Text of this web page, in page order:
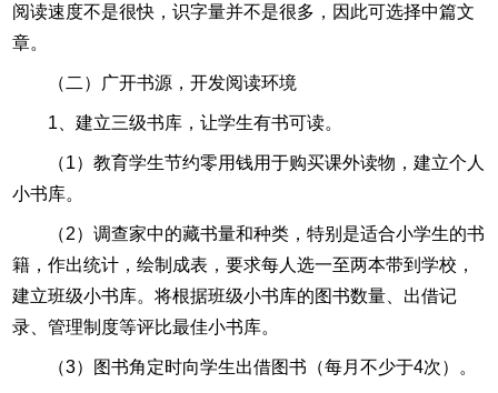
阅读速度不是很快，识字量并不是很多，因此可选择中篇文
章。
（二）广开书源，开发阅读环境
1、建立三级书库，让学生有书可读。
（1）教育学生节约零用钱用于购买课外读物，建立个人
小书库。
（2）调查家中的藏书量和种类，特别是适合小学生的书
籍，作出统计，绘制成表，要求每人选一至两本带到学校，
建立班级小书库。将根据班级小书库的图书数量、出借记
录、管理制度等评比最佳小书库。
（3）图书角定时向学生出借图书（每月不少于4次）。